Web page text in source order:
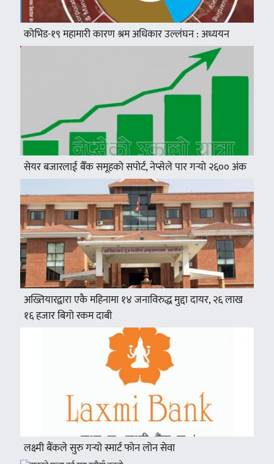
कोभिड-१९ महामारी कारण श्रम अधिकार उल्लंघन : अध्ययन
सेयर बजारलाई बैँक समूहको सपोर्ट, नेप्सेले पार गर्‍यो २६०० अंक
अख्तियारद्वारा एकै महिनामा १४ जनाविरुद्ध मुद्दा दायर, २६ लाख
१६ हजार बिगो रकम दाबी
लक्ष्मी बैंकले सुरु गर्‍यो स्मार्ट फोन लोन सेवा